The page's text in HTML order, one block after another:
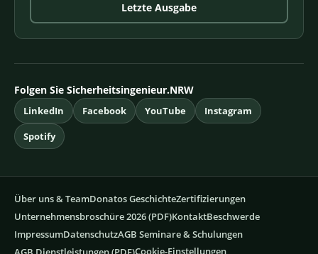
Letzte Ausgabe
Folgen Sie Sicherheitsingenieur.NRW
LinkedIn Facebook YouTube
Instagram
Spotify
Über uns & TeamDonatos GeschichteZertifizierungen
Unternehmensbroschüre 2026 (PDF)KontaktBeschwerde
ImpressumDatenschutzAGB Seminare & Schulungen
Cookie-Einstellungen